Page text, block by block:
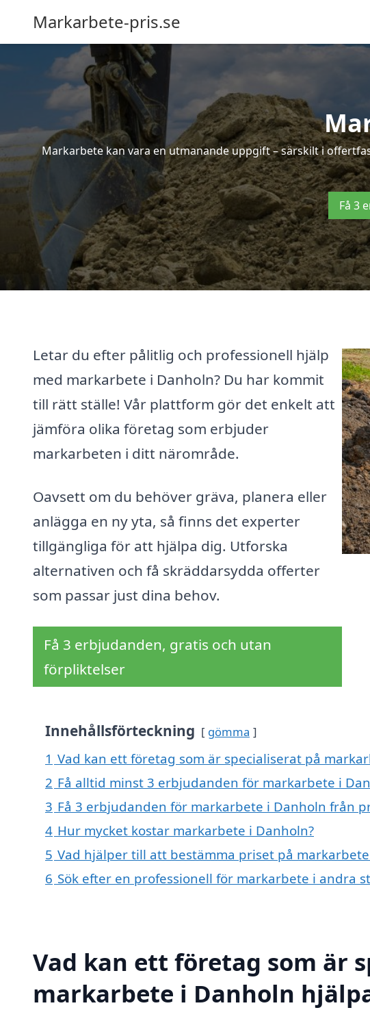
Markarbete-pris.se
Markarbete kan vara en utmanande uppgift – särskilt i
Få 3
Letar du efter pålitlig och professionell hjälp
med markarbete i Danholn? Du har kommit
till rätt ställe! Vår plattform gör det enkelt att
jämföra olika företag som erbjuder
markarbeten i ditt närområde.
Oavsett om du behöver gräva, planera eller
anlägga en ny yta, så finns det experter
tillgängliga för att hjälpa dig. Utforska
alternativen och få skräddarsydda offerter
som passar just dina behov.
Få 3 erbjudanden, gratis och utan
förpliktelser
Innehållsförteckning gömma
1 Vad kan ett företag som är specialiserat på
2 Få alltid minst 3 erbjudanden för markarbete i
3 Få 3 erbjudanden för markarbete i Danholn från
4 Hur mycket kostar markarbete i Danholn?
5 Vad hjälper till att bestämma priset på
6 Sök efter en professionell för markarbete i andra
Vad kan ett företag som är
markarbete i Danholn